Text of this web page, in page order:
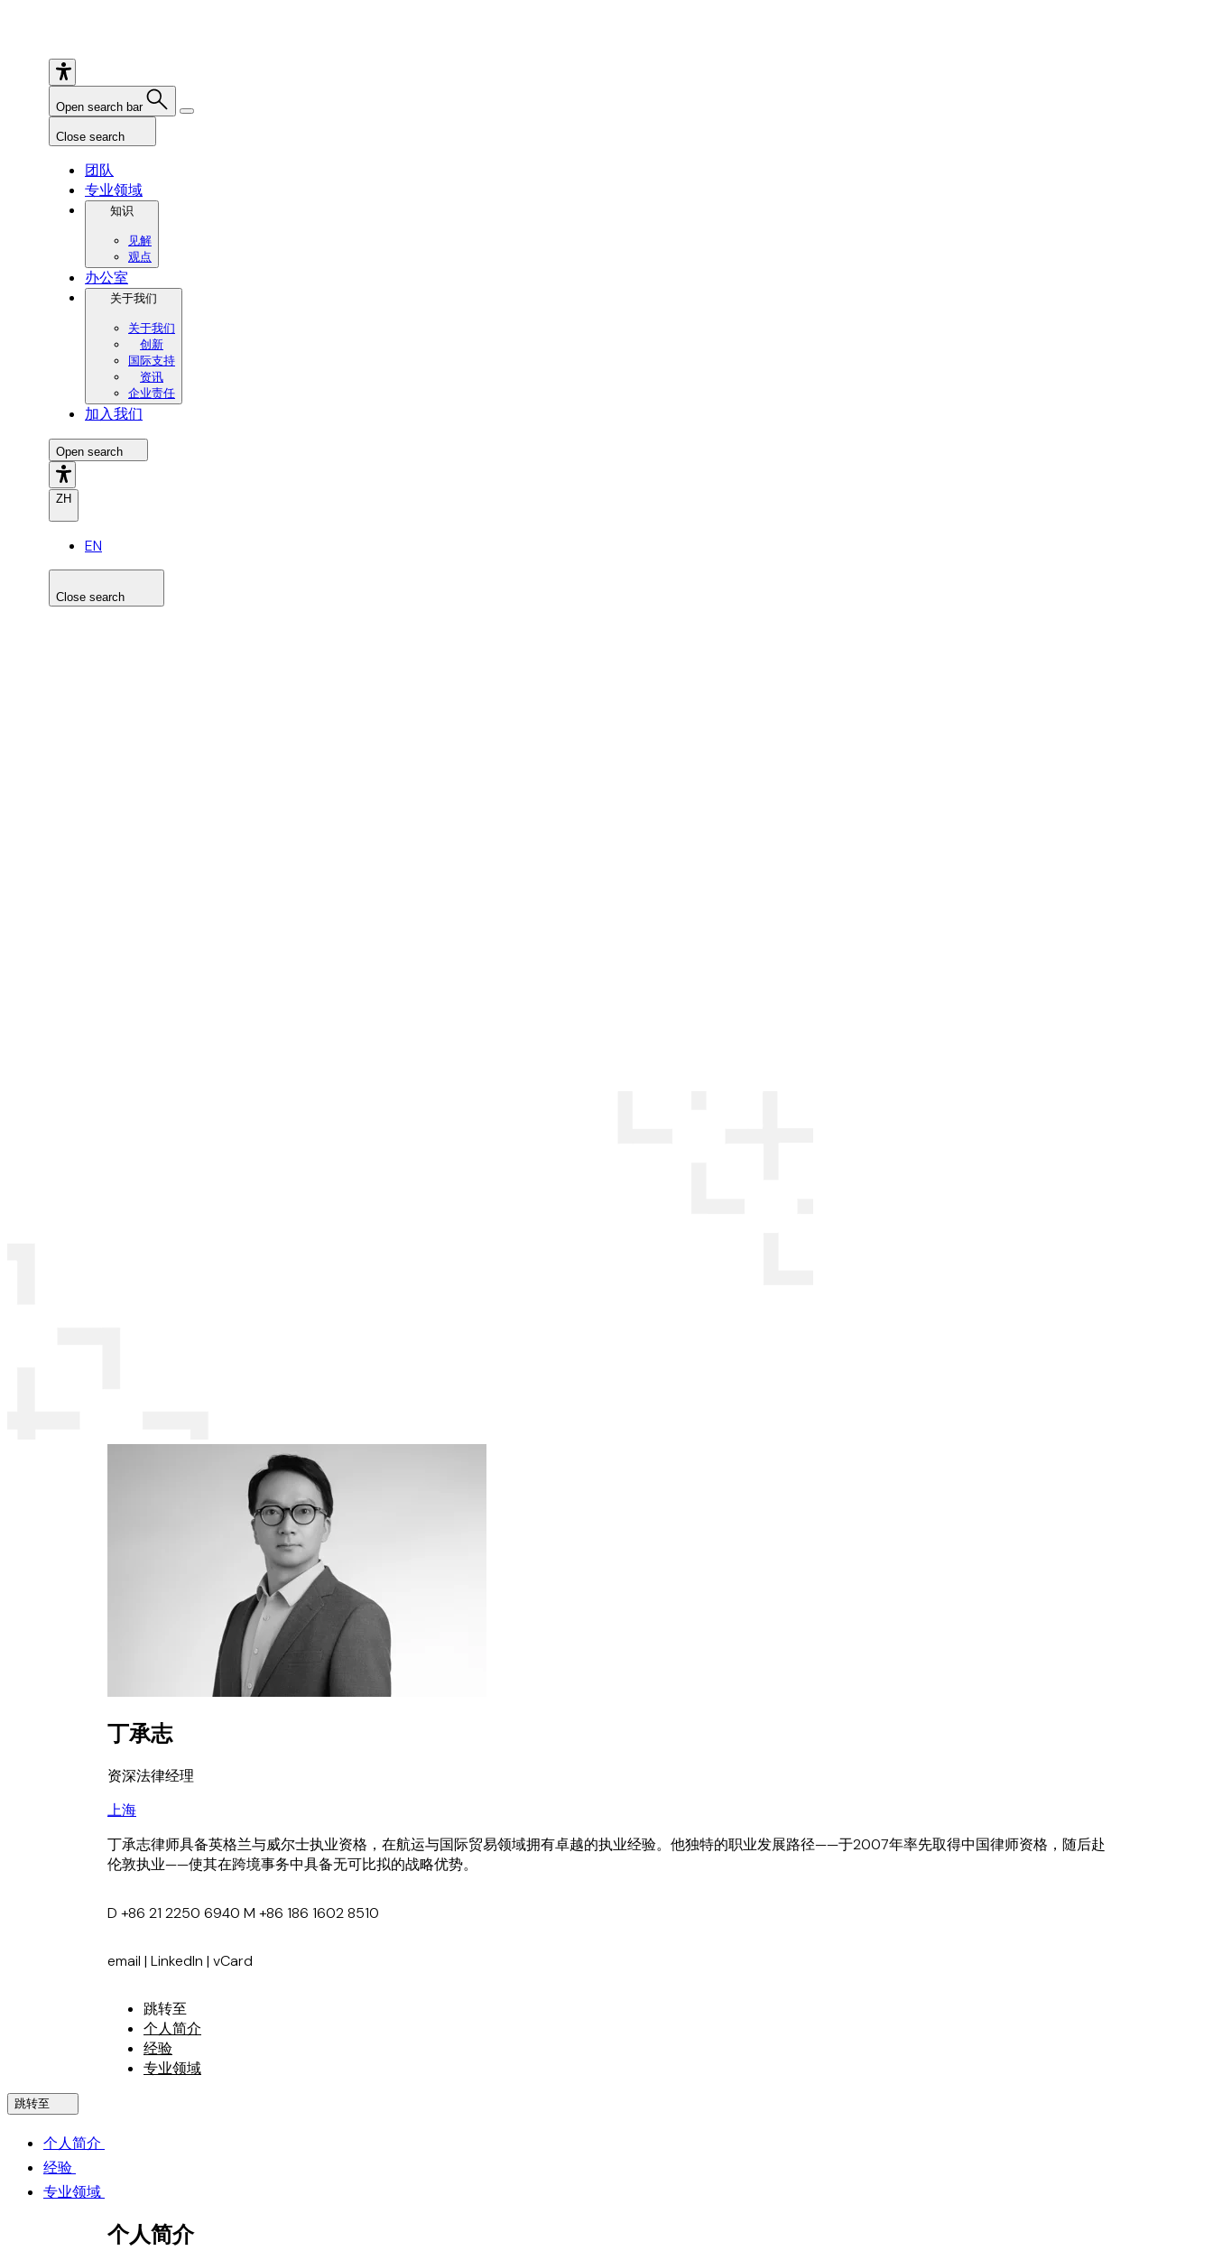
Open search bar
Close search
团队
专业领域
知识
见解
观点
办公室
关于我们
关于我们
创新
国际支持
资讯
企业责任
加入我们
Open search
ZH
EN
Close search
丁承志
资深法律经理
上海
丁承志律师具备英格兰与威尔士执业资格，在航运与国际贸易领域拥有卓越的执业经验。他独特的职业发展路径——于2007年率先取得中国律师资格，随后赴
伦敦执业——使其在跨境事务中具备无可比拟的战略优势。
D +86 21 2250 6940 M +86 186 1602 8510
email | LinkedIn | vCard
跳转至
个人简介
经验
专业领域
跳转至
个人简介
经验
专业领域
个人简介